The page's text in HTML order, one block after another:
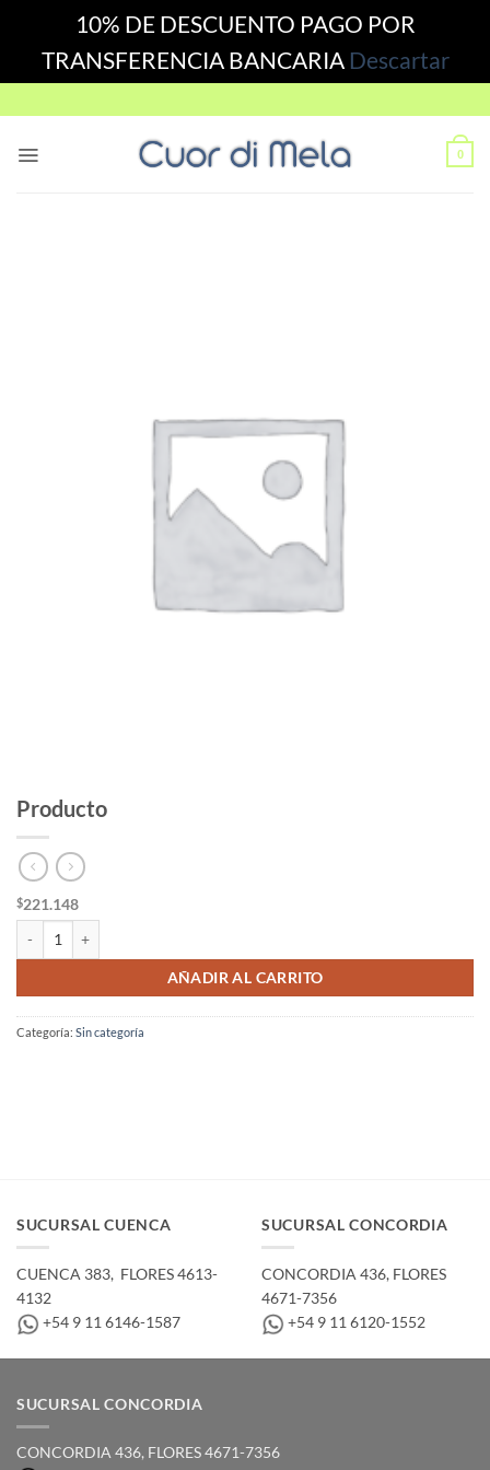
10% DE DESCUENTO PAGO POR
TRANSFERENCIA BANCARIA Descartar
to
0
Producto
$221.148
AÑADIR AL CARRITO
Categoría: Sin categoría
SUCURSAL CUENCA
CUENCA 383, ­ FLORES 4613-
4132
+54 9 11 6146-1587
SUCURSAL CONCORDIA
CONCORDIA 436,­ FLORES
4671-7356
+54 9 11 6120-1552
SUCURSAL CONCORDIA
CONCORDIA 436,­ FLORES 4671-7356